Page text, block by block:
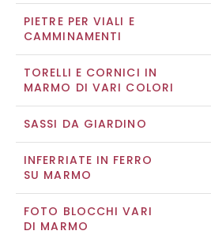
PIETRE PER VIALI E
CAMMINAMENTI
TORELLI E CORNICI IN
MARMO DI VARI COLORI
SASSI DA GIARDINO
INFERRIATE IN FERRO
SU MARMO
FOTO BLOCCHI VARI
DI MARMO